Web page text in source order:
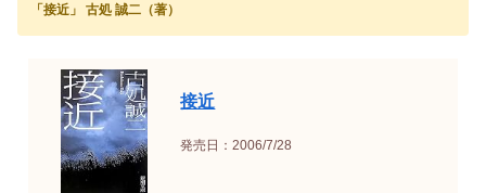
「接近」 古処 誠二（著）
接近
発売日：2006/7/28